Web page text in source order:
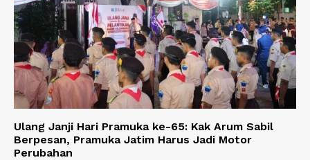
Ulang Janji Hari Pramuka ke-65: Kak Arum Sabil
Berpesan, Pramuka Jatim Harus Jadi Motor
Perubahan